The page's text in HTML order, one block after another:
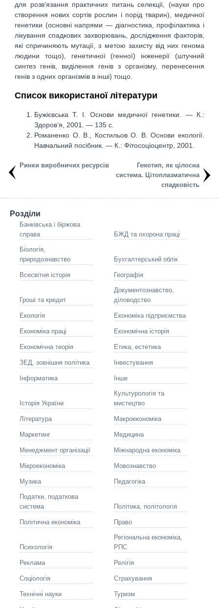
для розв’язання практичних питань селекції, (науки про
створення нових сортів рослин і порід тварин), медичної
генетики (основні напрями — діагностика, про­філактика і
лікування спадкових захворювань, дослідження факторів,
які спричиняють мутації, з метою захисту від них генома
людини тощо), генетичної (генної) інженерії (штучний
синтез генів, виділення генів з організму, перенесення
генів з одних організмів в інші) тощо.
Список використаної літератури
Бужієвська Т. І. Основи медичної генетики. — К.:
Здоров’я, 2001. — 135 с.
Романенко О. В., Костильов О. В. Основи екології.
Навчальний посібник. — К.: Фітосоціоцентр, 2001.
Ринки виробничих ресурсів
Генотип, як цілосна
система. Цітоплазматична
спадковість
Розділи
Банківська і біржова
справа
БЖД та охорона праці
Біологія,
природознавство
Бухгалтерський облік
Всесвітня історія Географія
Гроші та кредит
Документознавство,
діловодство
Екологія Економіка підприємства
Економіка праці Економічна історія
Економічна теорія Етика, естетика
ЗЕД, зовнішня політика Інвестування
Інформатика Інше
Історія України
Культурологія та
мистецтво
Літературa Макроекономіка
Маркетинг Медицина
Менеджмент організації Міжнародна економіка
Мікроекономіка Мовознавство
Музика Педагогіка
Податки, податкова
система
Політика, політологія
Політична економіка Право
Психологія
Регіональна економіка,
РПС
Реклама Релігія
Соціологія Страхування
Технічні науки Туризм